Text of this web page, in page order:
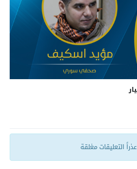
عذراً التعليقات مغلقة